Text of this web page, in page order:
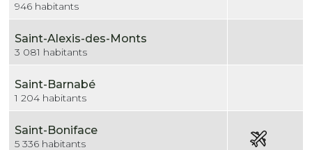
946 habitants
Saint-Alexis-des-Monts
3 081 habitants
Saint-Barnabé
1 204 habitants
Saint-Boniface
5 336 habitants